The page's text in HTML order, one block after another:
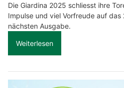
Die Giardina 2025 schliesst ihre
Impulse und viel Vorfreude auf
nächsten Ausgabe.
Weiterlesen